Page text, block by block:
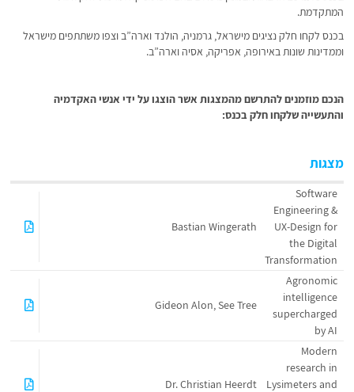
המתקדמת.
בכנס לקחו חלק נציגים מישראל, גרמניה, הולנד וארה”ב וצפו משתתפים מישראל
וממדינות שונות באירופה, אפריקה, אסיה וארה”ב.
הנכם מוזמנים להתרשם מהמצגות אשר הוצגו על ידי אנשי האקדמיה
והתעשייה שלקחו חלק בכנס:
מצגות
Software
Engineering &
UX-Design for
the Digital
Transformation
Bastian Wingerath
Agronomic
intelligence
supercharged
by AI
Gideon Alon, See Tree
Modern
research in
Lysimeters and
Dr. Christian Heerdt